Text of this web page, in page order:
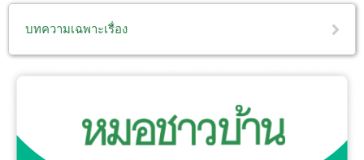
บทความเฉพาะเรื่อง